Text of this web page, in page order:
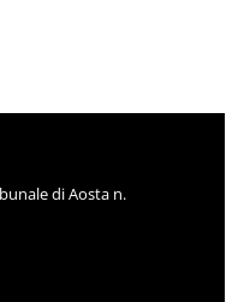
di Aosta n.